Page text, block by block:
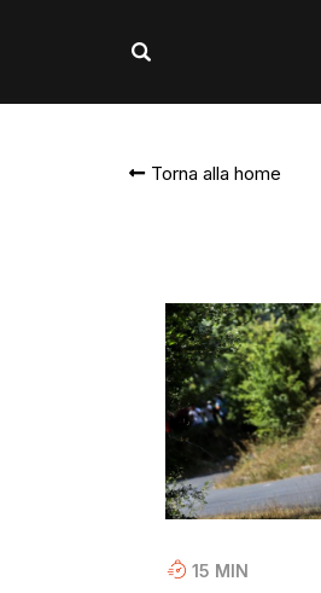
Torna alla home
15 MIN